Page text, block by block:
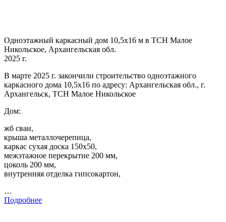
Одноэтажный каркасный дом 10,5х16 м в ТСН Малое
Никольское, Архангельская обл.
2025 г.
В марте 2025 г. закончили строительство одноэтажного
каркасного дома 10,5х16 по адресу: Архангельская обл., г.
Архангельск, ТСН Малое Никольское
Дом:
жб сваи,
крыша металлочерепица,
каркас сухая доска 150х50,
межэтажное перекрытие 200 мм,
цоколь 200 мм,
внутренняя отделка гипсокартон,
…
Подробнее